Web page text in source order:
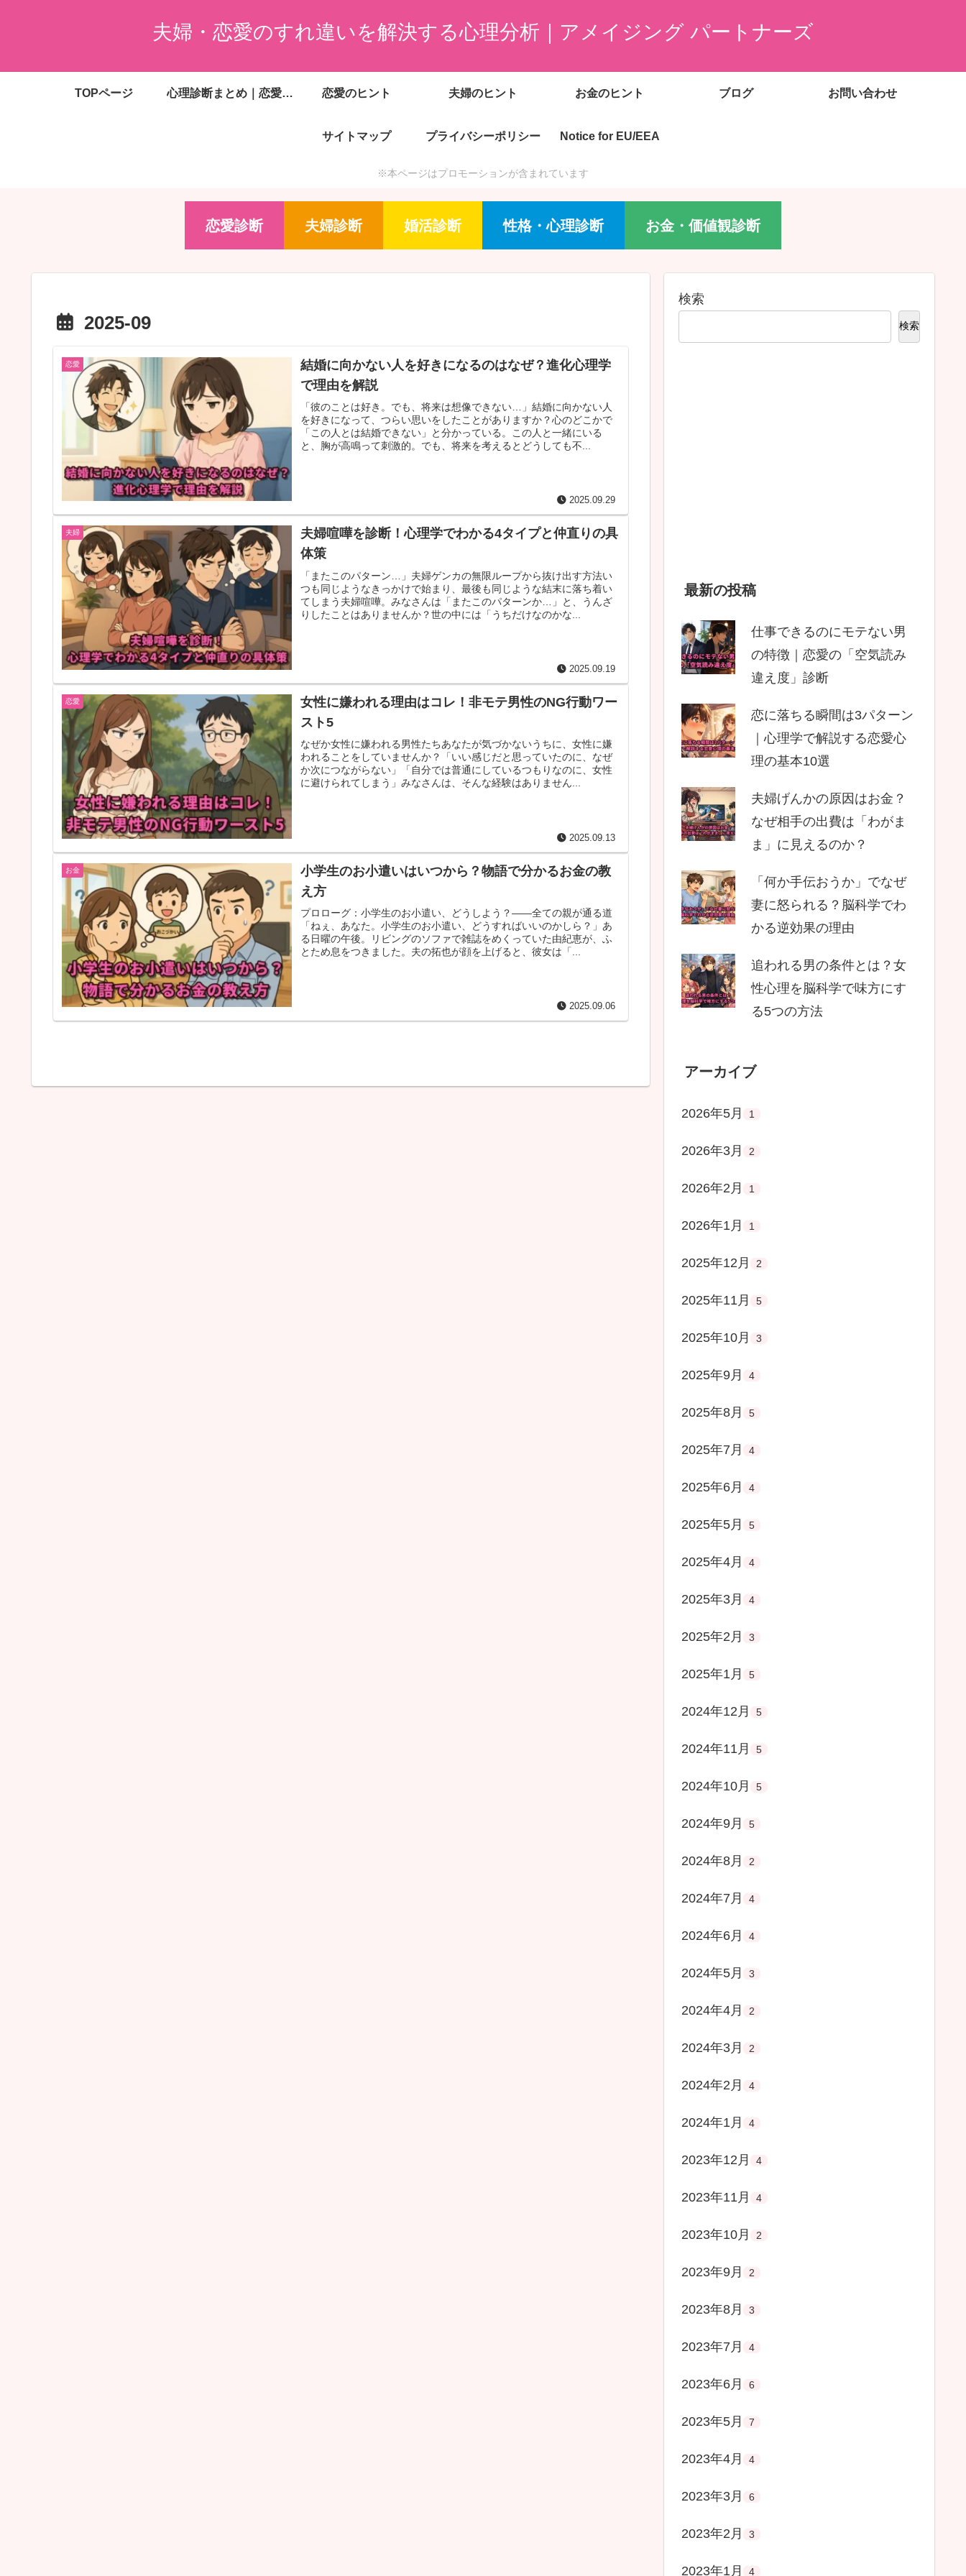
夫婦・恋愛のすれ違いを解決する心理分析｜アメイジング パートナーズ
TOPページ 心理診断まとめ｜恋愛・夫婦・婚活・金銭感覚がわかる無料診断一覧 恋愛のヒント 夫婦のヒント お金のヒント ブログ お問い合わせ
サイトマップ プライバシーポリシー Notice for EU/EEA
※本ページはプロモーションが含まれています
恋愛診断 夫婦診断 婚活診断 性格・心理診断 お金・価値観診断
2025-09
恋愛
結婚に向かない人を好きになるのはなぜ？進化心理学
で理由を解説
「彼のことは好き。でも、将来は想像できない…」結婚に向かない人
を好きになって、つらい思いをしたことがありますか？心のどこかで
「この人とは結婚できない」と分かっている。この人と一緒にいる
と、胸が高鳴って刺激的。でも、将来を考えるとどうしても不...
2025.09.29
夫婦
夫婦喧嘩を診断！心理学でわかる4タイプと仲直りの具
体策
「またこのパターン…」夫婦ゲンカの無限ループから抜け出す方法い
つも同じようなきっかけで始まり、最後も同じような結末に落ち着い
てしまう夫婦喧嘩。みなさんは「またこのパターンか…」と、うんざ
りしたことはありませんか？世の中には「うちだけなのかな...
2025.09.19
恋愛
女性に嫌われる理由はコレ！非モテ男性のNG行動ワー
スト5
なぜか女性に嫌われる男性たちあなたが気づかないうちに、女性に嫌
われることをしていませんか？「いい感じだと思っていたのに、なぜ
か次につながらない」「自分では普通にしているつもりなのに、女性
に避けられてしまう」みなさんは、そんな経験はありません...
2025.09.13
お金
小学生のお小遣いはいつから？物語で分かるお金の教
え方
プロローグ：小学生のお小遣い、どうしよう？——全ての親が通る道
「ねぇ、あなた。小学生のお小遣い、どうすればいいのかしら？」あ
る日曜の午後。リビングのソファで雑誌をめくっていた由紀恵が、ふ
とため息をつきました。夫の拓也が顔を上げると、彼女は「...
2025.09.06
検索
検索
最新の投稿
仕事できるのにモテない男
の特徴｜恋愛の「空気読み
違え度」診断
恋に落ちる瞬間は3パターン
｜心理学で解説する恋愛心
理の基本10選
夫婦げんかの原因はお金？
なぜ相手の出費は「わがま
ま」に見えるのか？
「何か手伝おうか」でなぜ
妻に怒られる？脳科学でわ
かる逆効果の理由
追われる男の条件とは？女
性心理を脳科学で味方にす
る5つの方法
アーカイブ
2026年5月 1
2026年3月 2
2026年2月 1
2026年1月 1
2025年12月 2
2025年11月 5
2025年10月 3
2025年9月 4
2025年8月 5
2025年7月 4
2025年6月 4
2025年5月 5
2025年4月 4
2025年3月 4
2025年2月 3
2025年1月 5
2024年12月 5
2024年11月 5
2024年10月 5
2024年9月 5
2024年8月 2
2024年7月 4
2024年6月 4
2024年5月 3
2024年4月 2
2024年3月 2
2024年2月 4
2024年1月 4
2023年12月 4
2023年11月 4
2023年10月 2
2023年9月 2
2023年8月 3
2023年7月 4
2023年6月 6
2023年5月 7
2023年4月 4
2023年3月 6
2023年2月 3
2023年1月 4